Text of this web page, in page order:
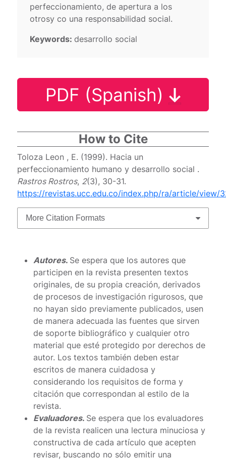
perfeccionamiento, de apertura a los
otrosy co una responsabilidad social.
Keywords:desarrollo social
PDF (Spanish)
How to Cite
Toloza Leon , E. (1999). Hacia un
perfeccionamiento humano y desarrollo social .
Rastros Rostros, 2(3), 30-31.
https://revistas.ucc.edu.co/index.php/ra/article/view/
More Citation Formats
Autores. Se espera que los autores que
participen en la revista presenten textos
originales, de su propia creación, derivados
de procesos de investigación rigurosos, que
no hayan sido previamente publicados, usen
de manera adecuada las fuentes que sirven
de soporte bibliográfico y cualquier otro
material que esté protegido por derechos de
autor. Los textos también deben estar
escritos de manera cuidadosa y
considerando los requisitos de forma y
citación que correspondan al estilo de la
revista.
Evaluadores. Se espera que los evaluadores
de la revista realicen una lectura minuciosa y
constructiva de cada artículo que acepten
revisar, buscando no sólo emitir una